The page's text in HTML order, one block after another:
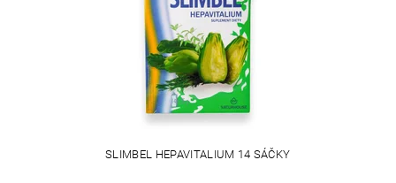
SLIMBEL HEPAVITALIUM 14 SÁČKY